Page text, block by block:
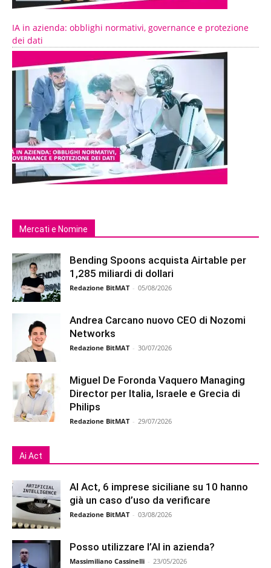
IA in azienda: obblighi normativi, governance e protezione
dei dati
Mercati e Nomine
Bending Spoons acquista Airtable per
1,285 miliardi di dollari
Redazione BitMAT - 05/08/2026
Andrea Carcano nuovo CEO di Nozomi
Networks
Redazione BitMAT - 30/07/2026
Miguel De Foronda Vaquero Managing
Director per Italia, Israele e Grecia di
Philips
Redazione BitMAT - 29/07/2026
Ai Act
AI Act, 6 imprese siciliane su 10 hanno
già un caso d’uso da verificare
Redazione BitMAT - 03/08/2026
Posso utilizzare l’AI in azienda?
Massimiliano Cassinelli - 23/05/2026